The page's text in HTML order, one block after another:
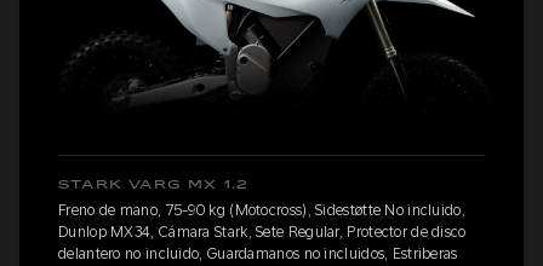
STARK VARG MX 1.2
Freno de mano, 75-90 kg (Motocross), Sidestøtte No incluido,
Dunlop MX34, Cámara Stark, Sete Regular, Protector de disco
delantero no incluido, Guardamanos no incluidos, Estriberas